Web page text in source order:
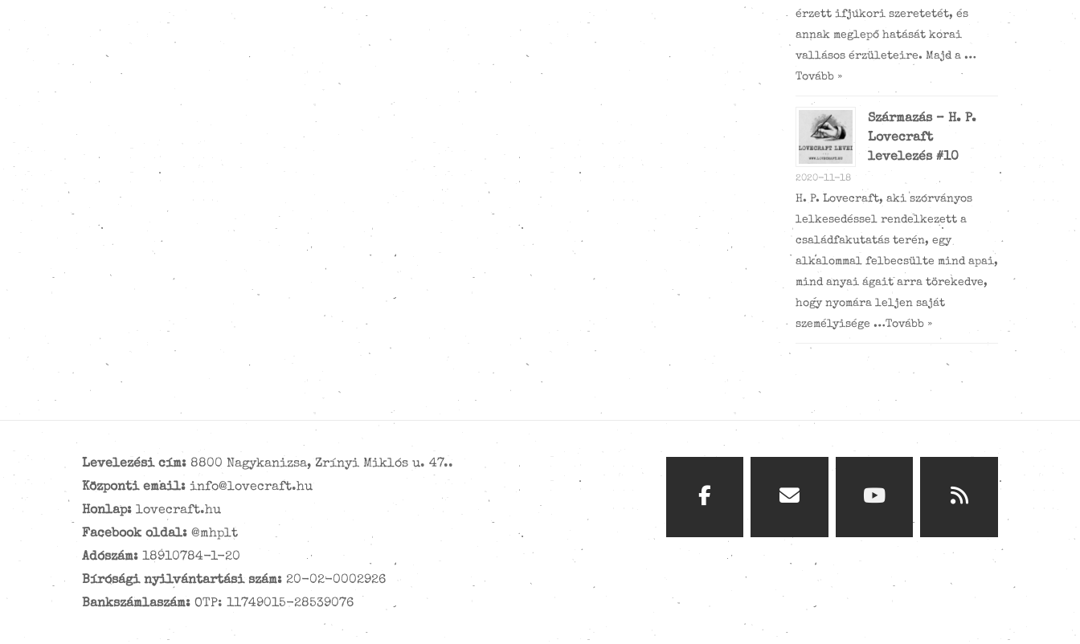
érzett ifjúkori szeretetét, és
annak meglepő hatását korai
vallásos érzületeire. Majd a …
Tovább »
Származás – H. P.
Lovecraft
levelezés #10
2020-11-18
H. P. Lovecraft, aki szórványos
lelkesedéssel rendelkezett a
családfakutatás terén, egy
alkalommal felbecsülte mind apai,
mind anyai ágait arra törekedve,
hogy nyomára leljen saját
személyisége …Tovább »
Levelezési cím: 8800 Nagykanizsa, Zrínyi Miklós u. 47..
Központi email: info@lovecraft.hu
Honlap: lovecraft.hu
Facebook oldal: @mhplt
Adószám: 18910784-1-20
Bírósági nyilvántartási szám: 20-02-0002926
Bankszámlaszám: OTP: 11749015-28539076